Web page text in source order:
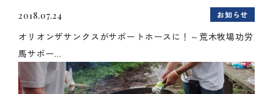
2018.07.24 お知らせ
オリオンザサンクスがサポートホースに！～荒木牧場功労
馬サポー...